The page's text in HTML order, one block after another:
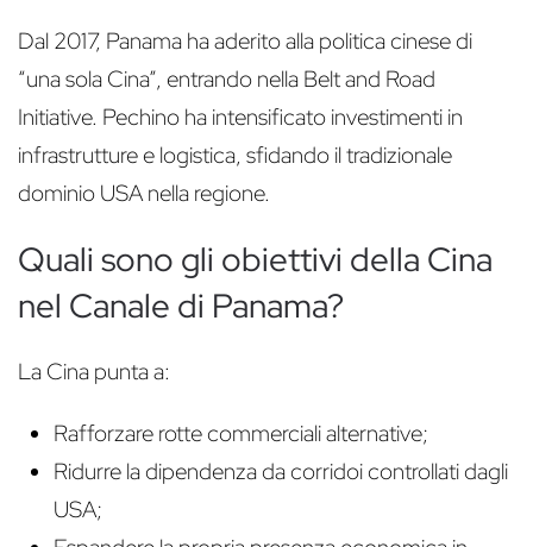
Dal 2017, Panama ha aderito alla politica cinese di
“una sola Cina”, entrando nella Belt and Road
Initiative. Pechino ha intensificato investimenti in
infrastrutture e logistica, sfidando il tradizionale
dominio USA nella regione.
Quali sono gli obiettivi della Cina
nel Canale di Panama?
La Cina punta a:
Rafforzare rotte commerciali alternative;
Ridurre la dipendenza da corridoi controllati dagli
USA;